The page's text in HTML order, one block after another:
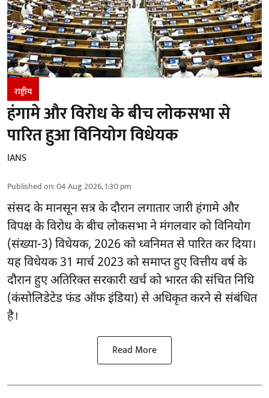
राष्ट्रीय
हंगामे और विरोध के बीच लोकसभा से
पारित हुआ विनियोग विधेयक
IANS
Published on:04 Aug 2026, 1:30 pm
संसद के मानसून सत्र के दौरान लगातार जारी हंगामे और
विपक्ष के विरोध के बीच लोकसभा ने मंगलवार को विनियोग
(संख्या-3) विधेयक, 2026 को ध्वनिमत से पारित कर दिया।
यह विधेयक 31 मार्च 2023 को समाप्त हुए वित्तीय वर्ष के
दौरान हुए अतिरिक्त सरकारी खर्च को भारत की संचित निधि
(कंसोलिडेटेड फंड ऑफ इंडिया) से अधिकृत करने से संबंधित
है।
Read More